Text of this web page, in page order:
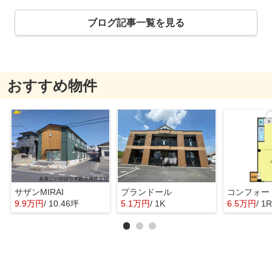
ブログ記事一覧を見る
おすすめ物件
サザンMIRAI
9.9万円/ 10.46坪
プランドール
5.1万円/ 1K 6.5万円/ 1R